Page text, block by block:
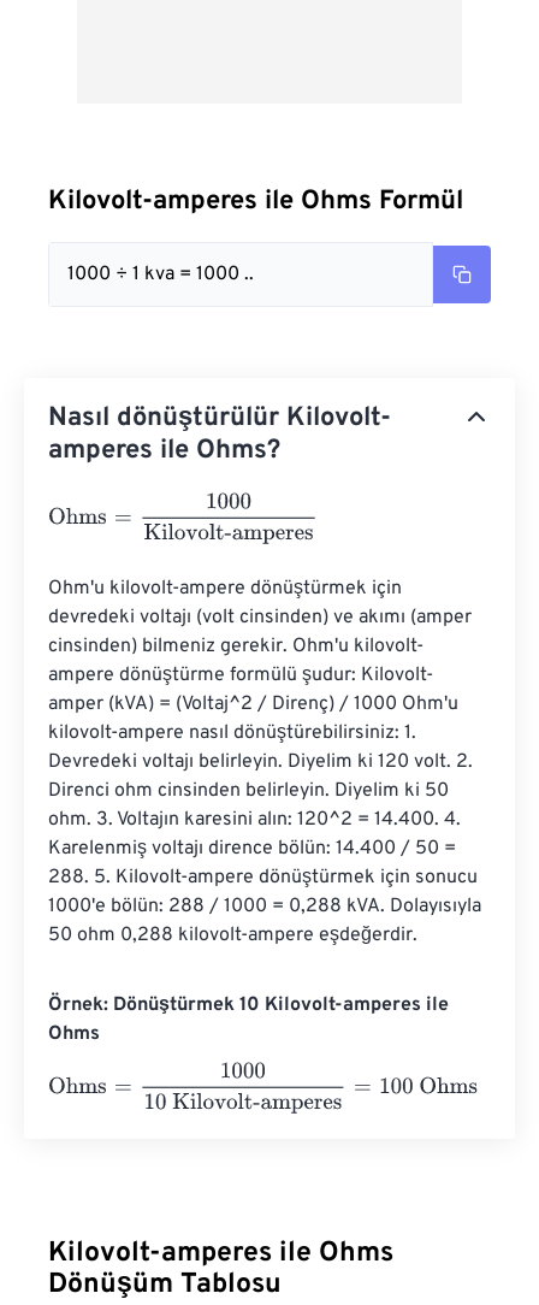
Kilovolt-amperes ile Ohms Formül
1000 ÷ 1 kva = 1000 ..
Nasıl dönüştürülür Kilovolt-
amperes ile Ohms?
Ohms Kilovolt-amperes
Ohm'u kilovolt-ampere dönüştürmek için
devredeki voltajı (volt cinsinden) ve akımı (amper
cinsinden) bilmeniz gerekir. Ohm'u kilovolt-
ampere dönüştürme formülü şudur: Kilovolt-
amper (kVA) = (Voltaj^2 / Direnç) / 1000 Ohm'u
kilovolt-ampere nasıl dönüştürebilirsiniz: 1.
Devredeki voltajı belirleyin. Diyelim ki 120 volt. 2.
Direnci ohm cinsinden belirleyin. Diyelim ki 50
ohm. 3. Voltajın karesini alın: 120^2 = 14.400. 4.
Karelenmiş voltajı dirence bölün: 14.400 / 50 =
288. 5. Kilovolt-ampere dönüştürmek için sonucu
1000'e bölün: 288 / 1000 = 0,288 kVA. Dolayısıyla
50 ohm 0,288 kilovolt-ampere eşdeğerdir.
Örnek: Dönüştürmek 10 Kilovolt-amperes ile
Ohms
Ohms
10 Kilovolt-amperes Ohms
Kilovolt-amperes ile Ohms
Dönüşüm Tablosu